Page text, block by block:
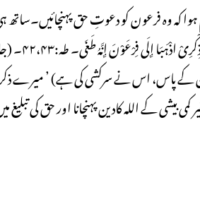
وہ فرعون کو دعوتِ حق پہنچائیں۔ساتھ
گئی:اذْہَبْ
کے پاس، اس نے سرکشی کی ہے) ’ میرے ذکر
بیشی کے اللہ کادین پہنچانا اور حق کی